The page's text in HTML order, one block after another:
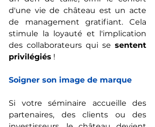
d'une vie de château est un acte
de management gratifiant. Cela
stimule la loyauté et l'implication
des collaborateurs qui se sentent
privilégiés !
Soigner son image de marque
Si votre séminaire accueille des
partenaires, des clients ou des